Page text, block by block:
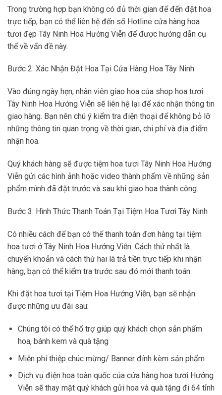
Trong trường hợp bạn không có đủ thời gian để đến đặt hoa
trực tiếp, bạn có thể liên hệ đến số Hotline cửa hàng hoa
tươi đẹp Tây Ninh Hoa Hướng Viễn để được hướng dẫn cụ
thể về vấn đề này.
Bước 2: Xác Nhận Đặt Hoa Tại Cửa Hàng Hoa Tây Ninh
Vào đúng ngày hẹn, nhân viên giao hoa của shop hoa tươi
Tây Ninh Hoa Hướng Viễn sẽ liên hệ lại để xác nhận thông tin
giao hàng. Bạn nên chú ý kiểm tra điện thoại để không bỏ lỡ
những thông tin quan trọng về thời gian, chi phí và địa điểm
nhận hoa.
Quý khách hàng sẽ được tiệm hoa tươi Tây Ninh Hoa Hướng
Viễn gửi các hình ảnh hoặc video thành phẩm về những sản
phẩm mình đã đặt trước và sau khi giao hoa thành công.
Bước 3: Hình Thức Thanh Toán Tại Tiệm Hoa Tươi Tây Ninh
Có nhiều cách để bạn có thể thanh toán đơn hàng tại tiệm
hoa tươi ở Tây Ninh Hoa Hướng Viễn. Cách thứ nhất là
chuyển khoản và cách thứ hai là trả tiền trực tiếp khi nhận
hàng, bạn có thể kiểm tra trước sau đó mới thanh toán.
Khi đặt hoa tươi tại Tiệm Hoa Hướng Viễn, bạn sẽ nhận
được những ưu đãi sau:
Chúng tôi có thể hổ trợ giúp quý khách chọn sản phẩm
hoa, bánh kem và quà tặng
Miễn phí thiệp chúc mừng/ Banner đính kèm sản phẩm
Dịch vụ điện hoa toàn quốc của cửa hàng hoa tươi Hướng
Viễn sẽ thay mặt quý khách gửi hoa và quà tặng đi 64 tỉnh